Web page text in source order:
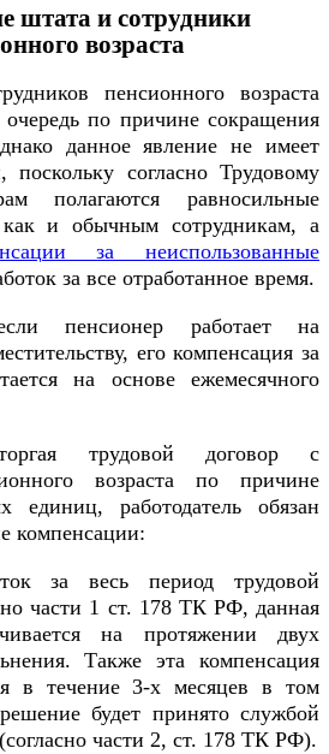
штата и сотрудники
возраста
пенсионного возраста
по причине сокращения
данное явление не имеет
поскольку согласно Трудовому
полагаются равносильные
и обычным сотрудникам, а
за неиспользованные
за все отработанное время.
пенсионер работает на
его компенсация за
на основе ежемесячного
трудовой договор с
возраста по причине
единиц, работодатель обязан
компенсации:
за весь период трудовой
части 1 ст. 178 ТК РФ, данная
на протяжении двух
Также эта компенсация
в течение 3-х месяцев в том
будет принято службой
части 2, ст. 178 ТК РФ).